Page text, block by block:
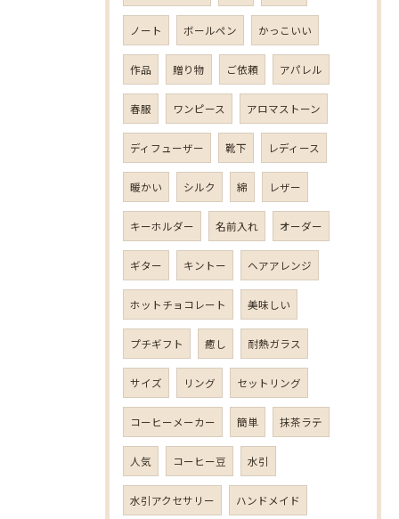
ノート ボールペン かっこいい
作品 贈り物 ご依頼 アパレル
春服 ワンピース アロマストーン
ディフューザー 靴下 レディース
暖かい シルク 綿 レザー
キーホルダー 名前入れ オーダー
ギター キントー ヘアアレンジ
ホットチョコレート 美味しい
プチギフト 癒し 耐熱ガラス
サイズ リング セットリング
コーヒーメーカー 簡単 抹茶ラテ
人気 コーヒー豆 水引
水引アクセサリー ハンドメイド